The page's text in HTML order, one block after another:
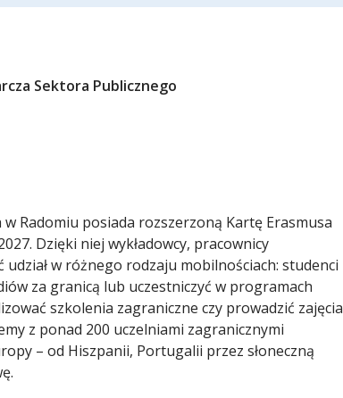
Sektora Publicznego
Radomiu posiada rozszerzoną Kartę Erasmusa
Dzięki niej wykładowcy, pracownicy
w różnego rodzaju mobilnościach: studenci
za granicą lub uczestniczyć w programach
szkolenia zagraniczne czy prowadzić zajęcia
z ponad 200 uczelniami zagranicznymi
– od Hiszpanii, Portugalii przez słoneczną